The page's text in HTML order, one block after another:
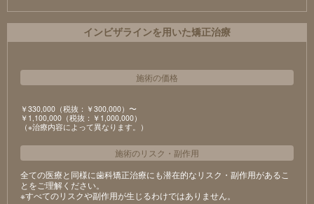
インビザラインを用いた矯正治療
施術の価格
￥330,000（税抜：￥300,000）〜
￥1,100,000（税抜：￥1,000,000）
（※治療内容によって異なります。）
施術のリスク ・ 副作用
全ての医療と同様に歯科矯正治療にも潜在的なリスク・副作用があるこ
とをご理解ください。
※すべてのリスクや副作用が生じるわけではありません。